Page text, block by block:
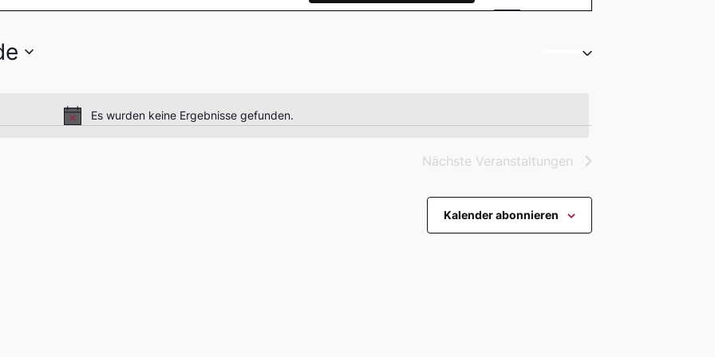
Hinweis
Es wurden keine Ergebnisse gefunden.
Nächste Veranstaltungen
Kalender abonnieren